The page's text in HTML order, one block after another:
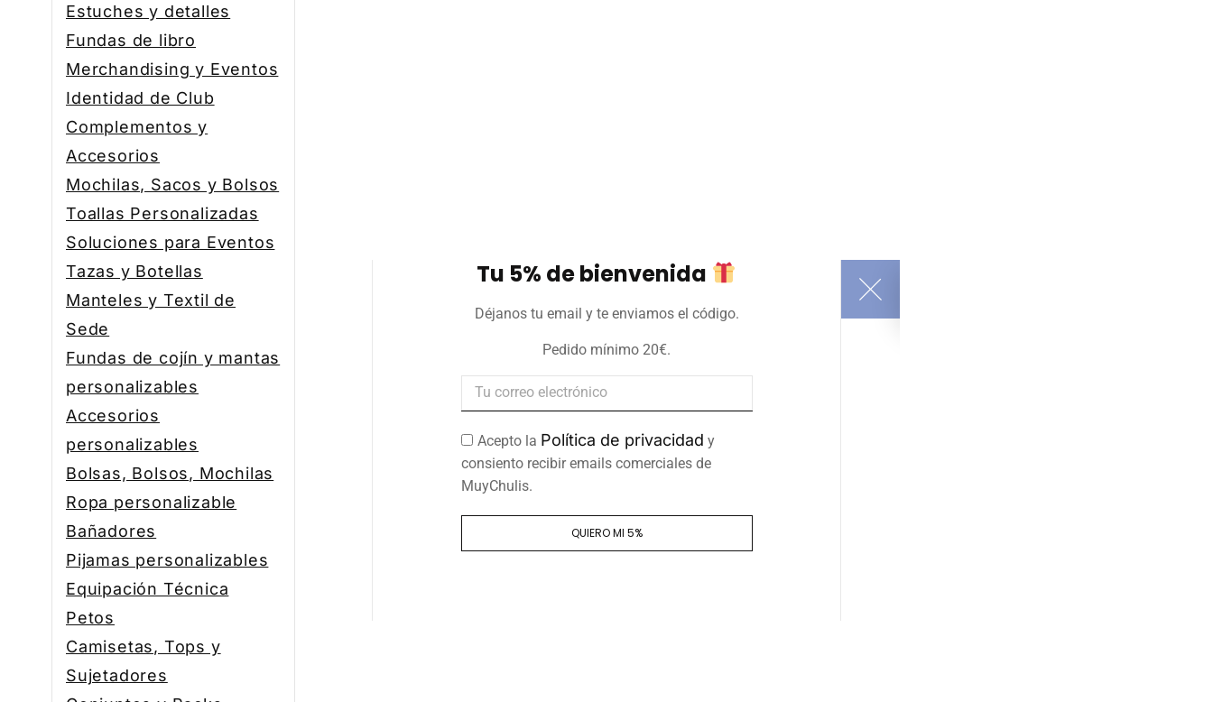
Estuches y detalles
Fundas de libro
Merchandising y Eventos
Identidad de Club
Complementos y
Accesorios
Mochilas, Sacos y Bolsos
Toallas Personalizadas
Soluciones para Eventos
Tazas y Botellas
Manteles y Textil de
Sede
Fundas de cojín y mantas
personalizables
Accesorios
personalizables
Bolsas, Bolsos, Mochilas
Ropa personalizable
Bañadores
Pijamas personalizables
Equipación Técnica
Petos
Camisetas, Tops y
Sujetadores
Tu 5% de bienvenida
Déjanos tu email y te enviamos el código.
Pedido mínimo 20€.
Acepto la Política de privacidad y
consiento recibir emails comerciales de
MuyChulis.
QUIERO MI 5%